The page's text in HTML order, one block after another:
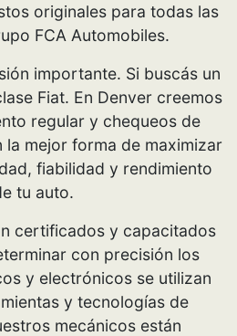
originales para todas las
FCA Automobiles.
importante. Si buscás un
Fiat. En Denver creemos
regular y chequeos de
la mejor forma de maximizar
fiabilidad y rendimiento
tu auto.
certificados y capacitados
con precisión los
y electrónicos se utilizan
y tecnologías de
mecánicos están